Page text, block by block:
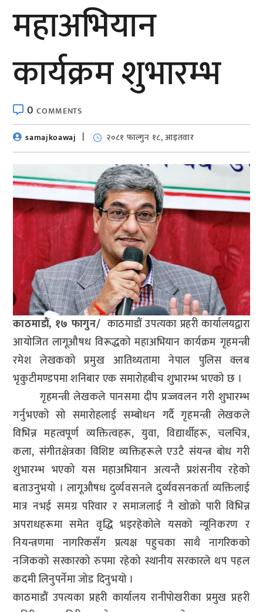
महाअभियान
कार्यक्रम शुभारम्भ
0COMMENTS
samajkoawaj
२०८१ फाल्गुन १८, आइतवार
काठमाडौं, १७ फागुन/ काठमाडौं उपत्यका प्रहरी कार्यालयद्वारा
आयोजित लागूऔषध विरूद्धको महाअभियान कार्यक्रम गृहमन्त्री
रमेश लेखकको प्रमुख आतिथ्यतामा नेपाल पुलिस क्लब
भृकुटीमण्डपमा शनिबार एक समारोहबीच शुभारम्भ भएको छ ।
गृहमन्त्री लेखकले पानसमा दीप प्रज्जवलन गरी शुभारम्भ
गर्नुभएको सो समारोहलाई सम्बोधन गर्दै गृहमन्त्री लेखकले
विभिन्न महत्वपूर्ण व्यक्तित्वहरू, युवा, विद्यार्थीहरू, चलचित्र,
कला, संगीतक्षेत्रका विशिष्ट व्यक्तिहरूले एउटै संयन्त्र बोध गरी
शुभारम्भ भएको यस महाअभियान अत्यन्तै प्रशंसनीय रहेको
बताउनुभयो । लागूऔषध दुर्व्यवसनले दुर्व्यवसनकर्ता व्यक्तिलाई
मात्र नभई समग्र परिवार र समाजलाई नै खोक्रो पारी विभिन्न
अपराधहरूमा समेत वृद्धि भइरहेकोले यसको न्यूनिकरण र
नियन्त्रणमा नागरिकसँग प्रत्यक्ष पहुचका साथै नागरिकको
नजिकको सरकारको रुपमा रहेको स्थानीय सरकारले थप पहल
कदमी लिनुपर्नेमा जोड दिनुभयो ।
काठमाडौं उपत्यका प्रहरी कार्यालय रानीपोखरीका प्रमुख प्रहरी